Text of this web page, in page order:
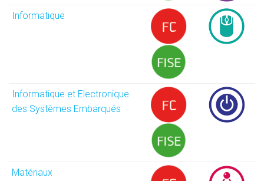
Informatique
Informatique et Electronique
des Systèmes Embarqués
Matériaux